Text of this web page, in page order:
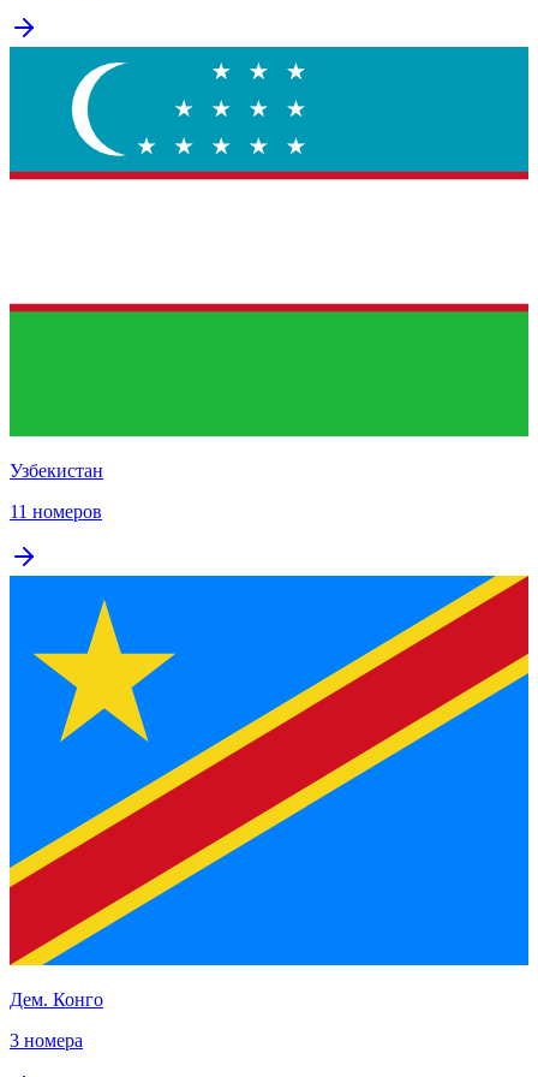
Узбекистан
11 номеров
Дем. Конго
3 номера